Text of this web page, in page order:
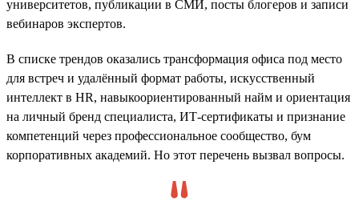
университетов, публикации в СМИ, посты блогеров и записи
вебинаров экспертов.
В списке трендов оказались трансформация офиса под место
для встреч и удалённый формат работы, искусственный
интеллект в HR, навыкоориентированный найм и ориентация
на личный бренд специалиста, ИТ-сертификаты и признание
компетенций через профессиональное сообщество, бум
корпоративных академий. Но этот перечень вызвал вопросы.